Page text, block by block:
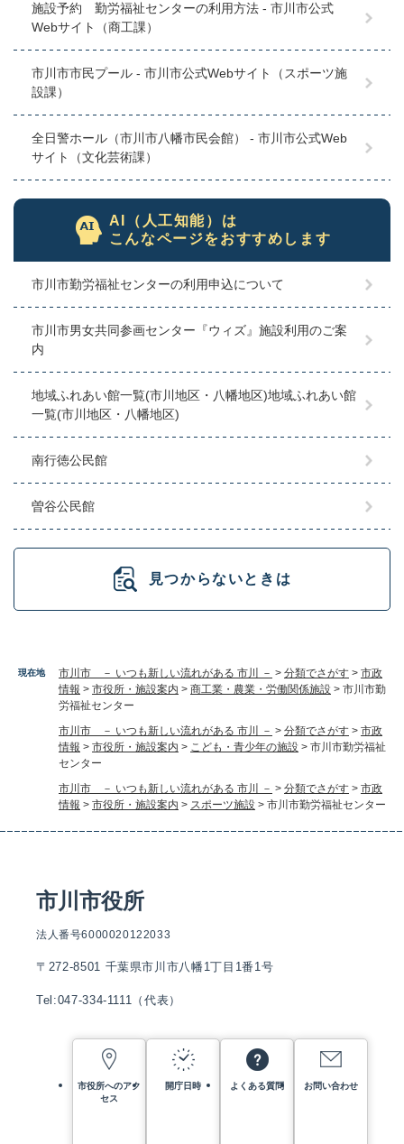
現在地 市川市 － いつも新しい流れがある 市川 － > 分類でさがす > 市政
情報 > 市役所・施設案内 > 商工業・農業・労働関係施設 > 市川市勤
労福祉センター
市川市 － いつも新しい流れがある 市川 － > 分類でさがす > 市政
情報 > 市役所・施設案内 > こども・青少年の施設 > 市川市勤労福祉
センター
市川市 － いつも新しい流れがある 市川 － > 分類でさがす > 市政
情報 > 市役所・施設案内 > スポーツ施設 > 市川市勤労福祉センター
施設予約 勤労福祉センターの利用方法 - 市川市公式
Webサイト（商工課）
市川市市民プール - 市川市公式Webサイト（スポーツ施
設課）
全日警ホール（市川市八幡市民会館） - 市川市公式Web
サイト（文化芸術課）
AI（人工知能）は
こんなページをおすすめします
市川市勤労福祉センターの利用申込について
市川市男女共同参画センター『ウィズ』施設利用のご案
内
地域ふれあい館一覧(市川地区・八幡地区)地域ふれあい館
一覧(市川地区・八幡地区)
南行徳公民館
曽谷公民館
見つからないときは
市川市役所
法人番号6000020122033
〒272-8501 千葉県市川市八幡1丁目1番1号
Tel:047-334-1111（代表）
市役所へのアク
セス
開庁日時 よくある質問 お問い合わせ